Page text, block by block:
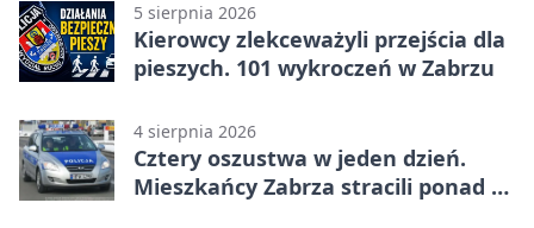
5 sierpnia 2026
Kierowcy zlekceważyli przejścia dla
pieszych. 101 wykroczeń w Zabrzu
4 sierpnia 2026
Cztery oszustwa w jeden dzień.
Mieszkańcy Zabrza stracili ponad 6